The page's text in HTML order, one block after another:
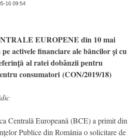
16 09:54
EUROPENE din 10 mai
activele financiare ale băncilor și cu
al ratei dobânzii pentru
consumatori (CON/2019/18)
Centrală Europeană (BCE) a primit din
Publice din România o solicitare de